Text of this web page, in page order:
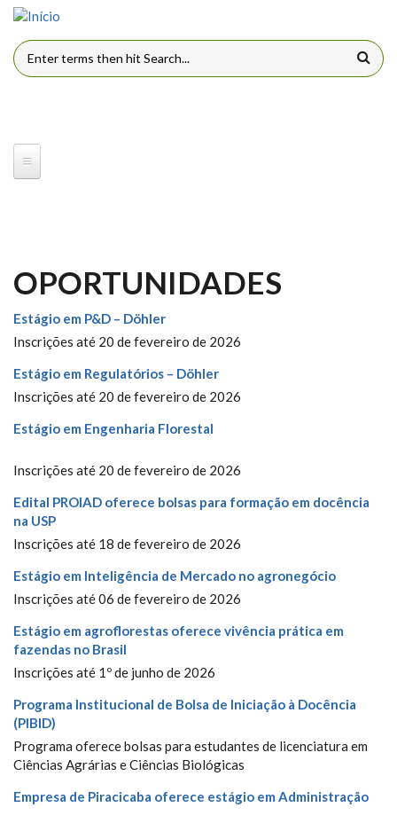
Pular para o conteúdo principal
FORMULÁRIO DE BUSCA
OPORTUNIDADES
Estágio em P&D – Döhler
Inscrições até 20 de fevereiro de 2026
Estágio em Regulatórios – Döhler
Inscrições até 20 de fevereiro de 2026
Estágio em Engenharia Florestal
Inscrições até 20 de fevereiro de 2026
Edital PROIAD oferece bolsas para formação em docência
na USP
Inscrições até 18 de fevereiro de 2026
Estágio em Inteligência de Mercado no agronegócio
Inscrições até 06 de fevereiro de 2026
Estágio em agroflorestas oferece vivência prática em
fazendas no Brasil
Inscrições até 1º de junho de 2026
Programa Institucional de Bolsa de Iniciação à Docência
(PIBID)
Programa oferece bolsas para estudantes de licenciatura em
Ciências Agrárias e Ciências Biológicas
Empresa de Piracicaba oferece estágio em Administração